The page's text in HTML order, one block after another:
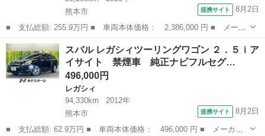
熊本市
提携サイト 8月2日
■ 支払総額: 255.9万円 ■ 車両本体価格： 2,386,000 円 ■ メーカ
ー名： スバル ■ 車種名： インプレッサ ■ グレード名： ＳＴ
－Ｈ ＳＴＩエアロ 禁煙車 純正１１．６型ディスプレイＴＶ デ
ジタルマ...
熊本 熊本市 インプレッサ
スバル レガシィツーリングワゴン ２．５ｉア
イサイト 禁煙車 純正ナビフルセグ…
496,000円
レガシィ
94,330km
2012年
熊本市
提携サイト 8月2日
■ 支払総額: 62.9万円 ■ 車両本体価格： 496,000 円 ■ メーカー